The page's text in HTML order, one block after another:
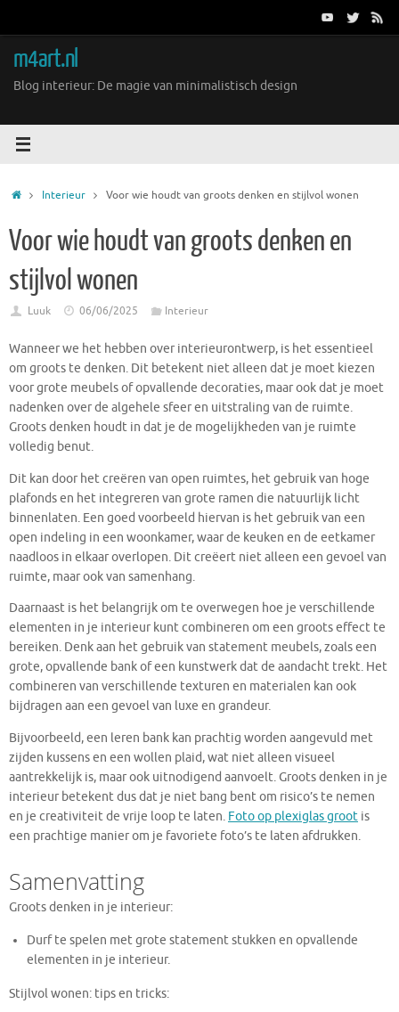
inhoud
m4art.nl
Blog interieur: De magie van minimalistisch design
HomeInterieur Voor wie houdt van groots denken en stijlvol wonen
Voor wie houdt van groots denken en
stijlvol wonen
Luuk 06/06/2025 Interieur
Wanneer we het hebben over interieurontwerp, is het essentieel
om groots te denken. Dit betekent niet alleen dat je moet kiezen
voor grote meubels of opvallende decoraties, maar ook dat je moet
nadenken over de algehele sfeer en uitstraling van de ruimte.
Groots denken houdt in dat je de mogelijkheden van je ruimte
volledig benut.
Dit kan door het creëren van open ruimtes, het gebruik van hoge
plafonds en het integreren van grote ramen die natuurlijk licht
binnenlaten. Een goed voorbeeld hiervan is het gebruik van een
open indeling in een woonkamer, waar de keuken en de eetkamer
naadloos in elkaar overlopen. Dit creëert niet alleen een gevoel van
ruimte, maar ook van samenhang.
Daarnaast is het belangrijk om te overwegen hoe je verschillende
elementen in je interieur kunt combineren om een groots effect te
bereiken. Denk aan het gebruik van statement meubels, zoals een
grote, opvallende bank of een kunstwerk dat de aandacht trekt. Het
combineren van verschillende texturen en materialen kan ook
bijdragen aan een gevoel van luxe en grandeur.
Bijvoorbeeld, een leren bank kan prachtig worden aangevuld met
zijden kussens en een wollen plaid, wat niet alleen visueel
aantrekkelijk is, maar ook uitnodigend aanvoelt. Groots denken in je
interieur betekent dus dat je niet bang bent om risico’s te nemen
en je creativiteit de vrije loop te laten. Foto op plexiglas groot is
een prachtige manier om je favoriete foto’s te laten afdrukken.
Samenvatting
Groots denken in je interieur:
Durf te spelen met grote statement stukken en opvallende
elementen in je interieur.
Stijlvol wonen: tips en tricks: